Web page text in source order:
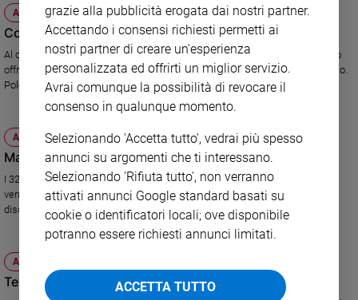
Policy
siamo
Pubblicità
Registrati
Redazione
Social
ATTUALITÀ
Concorso: alla ricerca del posto fisso
Al concorso per insegnanti numerosi i laureati in discipline che un tempo
offrivano chance di lavori assai remunerati. E' il desiderio di un posto fisso.
Polemiche sui quiz.
ATTUALITÀ
Ma questo concorso è una beffa
I 32 mila aspiranti insegnanti che oggi partecipano alla selezione non
verranno esaminati in base alle loro competenze specifiche, ma a
discutibili quesiti di enigmistica.
ATTUALITÀ
Test Invalsi, la scuola spacca l'Italia
grazie alla pubblicità erogata dai nostri partner.
Accettando i consensi richiesti permetti ai
nostri partner di creare un'esperienza
personalizzata ed offrirti un miglior servizio.
Avrai comunque la possibilità di revocare il
consenso in qualunque momento.
Selezionando 'Accetta tutto', vedrai più spesso
annunci su argomenti che ti interessano.
Selezionando 'Rifiuta tutto', non verranno
attivati annunci Google standard basati su
cookie o identificatori locali; ove disponibile
potranno essere richiesti annunci limitati.
ACCETTA TUTTO